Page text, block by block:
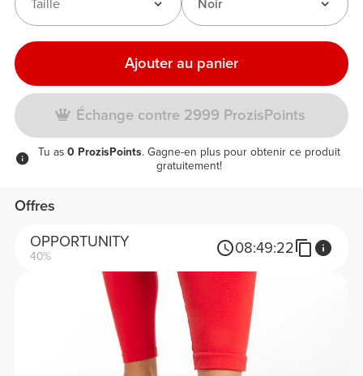
Noir
Taille
Ajouter au panier
Échange contre 2999 ProzisPoints
Tu as 0 ProzisPoints. Gagne-en plus pour obtenir ce produit
gratuitement!
Offres
OPPORTUNITY
40% 08:49:22